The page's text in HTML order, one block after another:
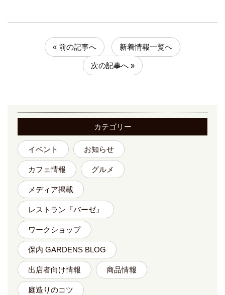
« 前の記事へ 新着情報一覧へ
次の記事へ »
カテゴリー
イベント お知らせ
カフェ情報 グルメ
メディア掲載
レストラン『バーゼ』
ワークショップ
保内 GARDENS BLOG
出店者向け情報 商品情報
庭造りのコツ